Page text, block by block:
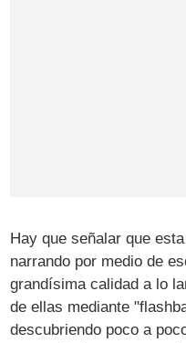
Hay que señalar que
narrando por medio de
grandísima calidad a lo
de ellas mediante
descubriendo poco a